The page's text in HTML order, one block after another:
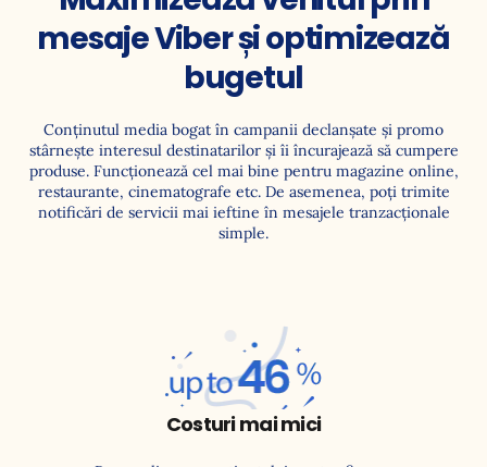
mesaje Viber și optimizează
bugetul
Conţinutul media bogat în campanii declanşate şi promo
stârneşte interesul destinatarilor şi îi încurajează să cumpere
produse. Funcționează cel mai bine pentru magazine online,
restaurante, cinematografe etc. De asemenea, poți trimite
notificări de servicii mai ieftine în mesajele tranzacționale
simple.
Până la
46%
Costuri mai mici